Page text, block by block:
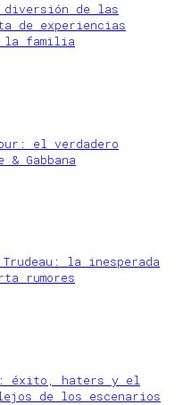
diversión de las
de experiencias
la familia
el verdadero
Gabbana
la inesperada
rumores
éxito, haters y el
de los escenarios